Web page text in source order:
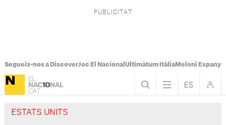
Segueix-nos a DiscoverJoc El Nacional Ultimàtum ItàliaMeloni Espanya
ESTATS UNITS